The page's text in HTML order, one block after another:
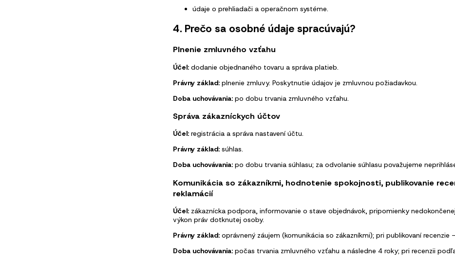
údaje o prehliadači a operačnom systéme.
4. Prečo sa osobné údaje spracúvajú?
Plnenie zmluvného vzťahu
Účel: dodanie objednaného tovaru a správa platieb.
Právny základ: plnenie zmluvy. Poskytnutie údajov je zmluvnou požiadavkou.
Doba uchovávania: po dobu trvania zmluvného vzťahu.
Správa zákazníckych účtov
Účel: registrácia a správa nastavení účtu.
Právny základ: súhlas.
Doba uchovávania: po dobu trvania súhlasu; za odvolanie súhlasu považujeme
Komunikácia so zákazníkmi, hodnotenie spokojnosti, publikovanie
reklamácií
Účel: zákaznícka podpora, informovanie o stave objednávok, pripomienky
výkon práv dotknutej osoby.
Právny základ: oprávnený záujem (komunikácia so zákazníkmi); pri publikovaní recenzie
Doba uchovávania: počas trvania zmluvného vzťahu a následne 4 roky; pri recenzii